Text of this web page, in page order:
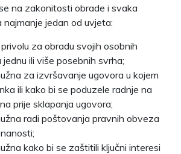
na zakonitosti obrade i svaka
najmanje jedan od uvjeta:
za obradu svojih osobnih
ili više posebnih svrha;
za izvršavanje ugovora u kojem
ili kako bi se poduzele radnje na
prije sklapanja ugovora;
radi poštovanja pravnih obveza
kako bi se zaštitili ključni interesi